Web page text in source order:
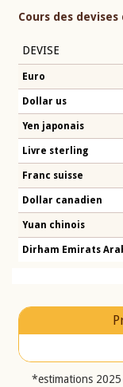
Cours des
DEVISE
Euro
Dollar us
Yen japonais
Livre sterling
Franc suisse
Dollar canadien
Yuan chinois
Dirham Emirats
*estimations